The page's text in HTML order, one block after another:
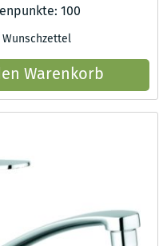
100
Warenkorb